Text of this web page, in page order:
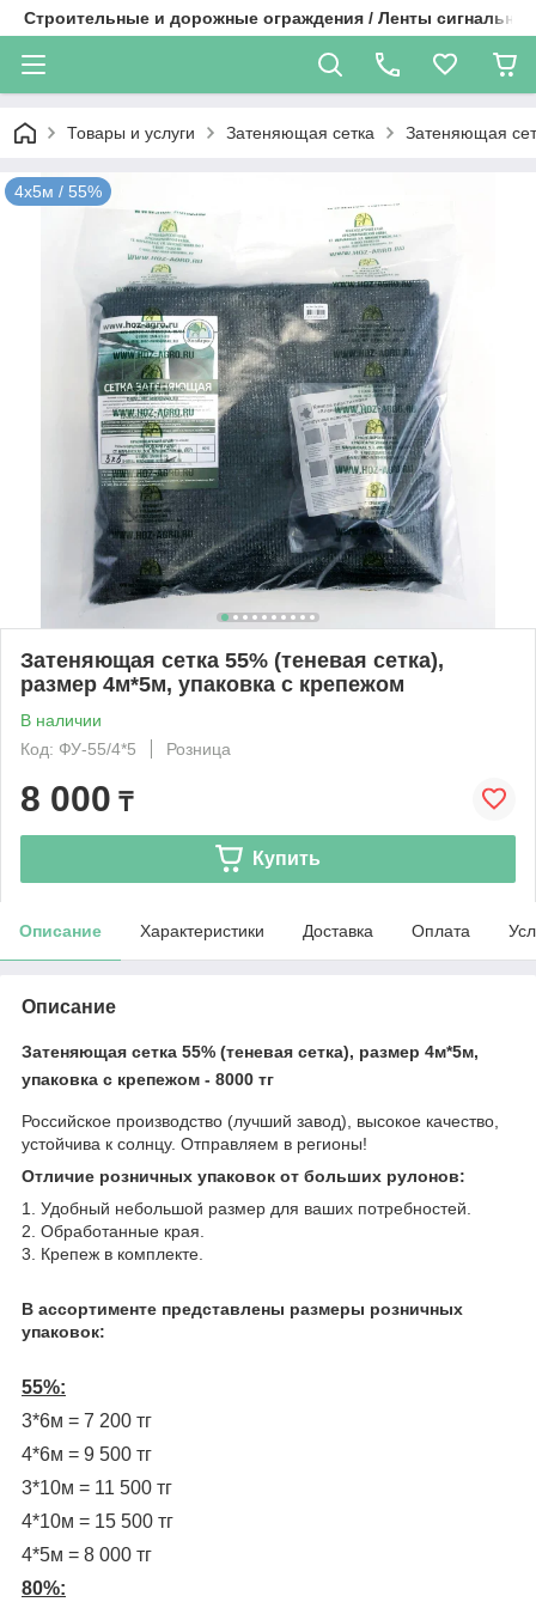
Строительные и дорожные ограждения / Ленты
Товары и услуги Затеняющая сетка Затеняющая
4х5м / 55%
Затеняющая сетка 55% (теневая сетка),
размер 4м*5м, упаковка с крепежом
В наличии
Код: ФУ-55/4*5
Розница
8 000 ₸
Купить
Описание Характеристики Доставка Оплата
Описание
Затеняющая сетка 55% (теневая сетка), размер 4м*5м,
упаковка с крепежом - 8000 тг
Российское производство (лучший завод), высокое качество,
устойчива к солнцу. Отправляем в регионы!
Отличие розничных упаковок от больших рулонов:
1. Удобный небольшой размер для ваших потребностей.
2. Обработанные края.
3. Крепеж в комплекте.
В ассортименте представлены размеры розничных
упаковок:
55%:
3*6м = 7 200 тг
4*6м = 9 500 тг
3*10м = 11 500 тг
4*10м = 15 500 тг
4*5м = 8 000 тг
80%: